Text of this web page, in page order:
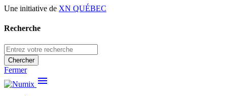
Une initiative de XN QUÉBEC
Recherche
Chercher
Fermer
menu